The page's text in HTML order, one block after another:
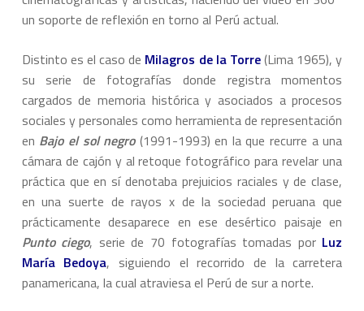
un soporte de reflexión en torno al Perú actual.
Distinto es el caso de Milagros de la Torre(Lima 1965), y
su serie de fotografías donde registra momentos
cargados de memoria histórica y asociados a procesos
sociales y personales como herramienta de representación
en Bajo el sol negro (1991-1993) en la que recurre a una
cámara de cajón y al retoque fotográfico para revelar una
práctica que en sí denotaba prejuicios raciales y de clase,
en una suerte de rayos x de la sociedad peruana que
prácticamente desaparece en ese desértico paisaje en
Punto ciego, serie de 70 fotografías tomadas por Luz
María Bedoya, siguiendo el recorrido de la carretera
panamericana, la cual atraviesa el Perú de sur a norte.